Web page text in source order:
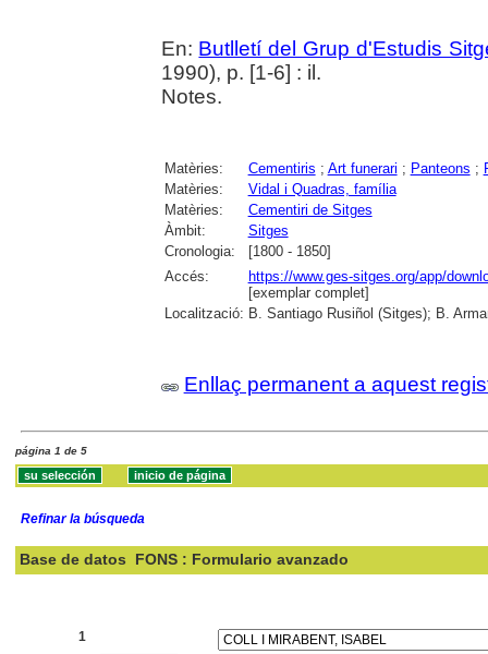
En: Butlletí del Grup d'Estudis
1990), p. [1-6] : il.
Notes.
Matèries: Cementiris ; Art funerari ; Panteons ;
Matèries:
Vidal i Quadras, família
Matèries:
Cementiri de Sitges
Àmbit:
Sitges
Cronologia:
[1800 - 1850]
Accés:
https://www.ges-sitges.org/app/
[exemplar complet]
Localització: B. Santiago Rusiñol (Sitges); B.
Enllaç permanent a aquest
página 1 de 5
Refinar la búsqueda
Base de datos FONS : Formulario avanzado
1